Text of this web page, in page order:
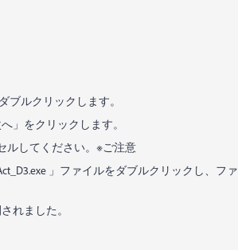
ブルクリックします。
」をクリックします。
ルしてください。※ご注意
」ファイルをダブルクリックし、ファ
れました。